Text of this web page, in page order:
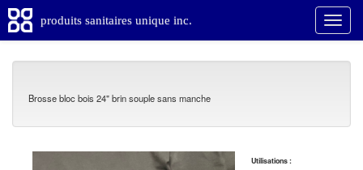
produits sanitaires unique inc.
Brosse bloc bois 24" brin souple sans manche
Utilisations :